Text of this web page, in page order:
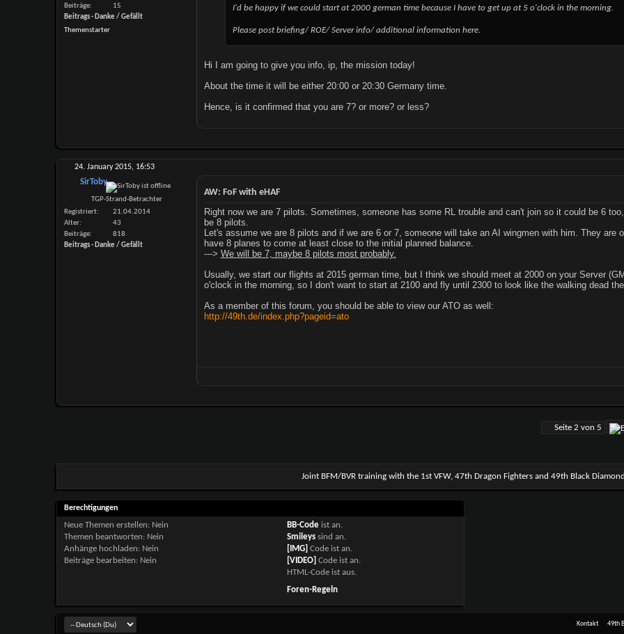
Beiträge
15
Beitrags - Danke / Gefällt
Themenstarter
I'd be happy if we could start at 2000 german time because I have to get up at 5 o'clock in the morning.
Please post briefing/ ROE/ Server info/ additional information here.
Hi I am going to give you info, ip, the mission today!
About the time it will be either 20:00 or 20:30 Germany time.
Hence, is it confirmed that you are 7? or more? or less?
24. January 2015, 16:53
SirToby
TGP-Strand-Betrachter
Registriert
21.04.2014
Alter
43
Beiträge
818
Beitrags - Danke / Gefällt
AW: FoF with eHAF
Right now we are 7 pilots. Sometimes, someone has some RL trouble and can't join so it could be 6
be 8 pilots.
Let's assume we are 8 pilots and if we are 6 or 7, someone will take an AI wingmen with him. They
have 8 planes to come at least close to the initial planned balance.
---> We will be 7, maybe 8 pilots most probably.
Usually, we start our flights at 2015 german time, but I think we should meet at 2000 on your Server
o'clock in the morning, so I don't want to start at 2100 and fly until 2300 to look like the walking dead
As a member of this forum, you should be able to view our ATO as well:
http://49th.de/index.php?pageid=ato
Seite 2 von 5
Joint BFM/BVR training with the 1st VFW, 47th Dragon Fighters and 49th Black
Berechtigungen
Neue Themen erstellen: Nein
Themen beantworten: Nein
Anhänge hochladen: Nein
Beiträge bearbeiten: Nein
BB-Codeist an
Smileyssind an
[IMG] Code ist an
[VIDEO] Code ist an
HTML-Code ist aus.
Foren-Regeln
Kontakt 49th